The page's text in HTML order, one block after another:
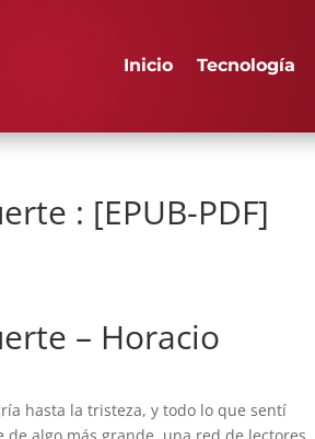
Inicio Tecnología
: [EPUB-PDF]
– Horacio
hasta la tristeza, y todo lo que sentí